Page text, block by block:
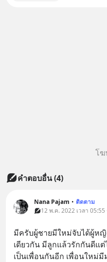
โ
คำตอบอื่น(4)
Nana Pajam • ติดตาม
12 พ.ค. 2022 เวลา
มีครับผู้ชายมีใหม่จับได้ผู้หญิ
เดียวกัน​ มีลูกแล้วรักกันดีแ
เป็นเพื่อนกันอีก​ เพื่อนใหม่